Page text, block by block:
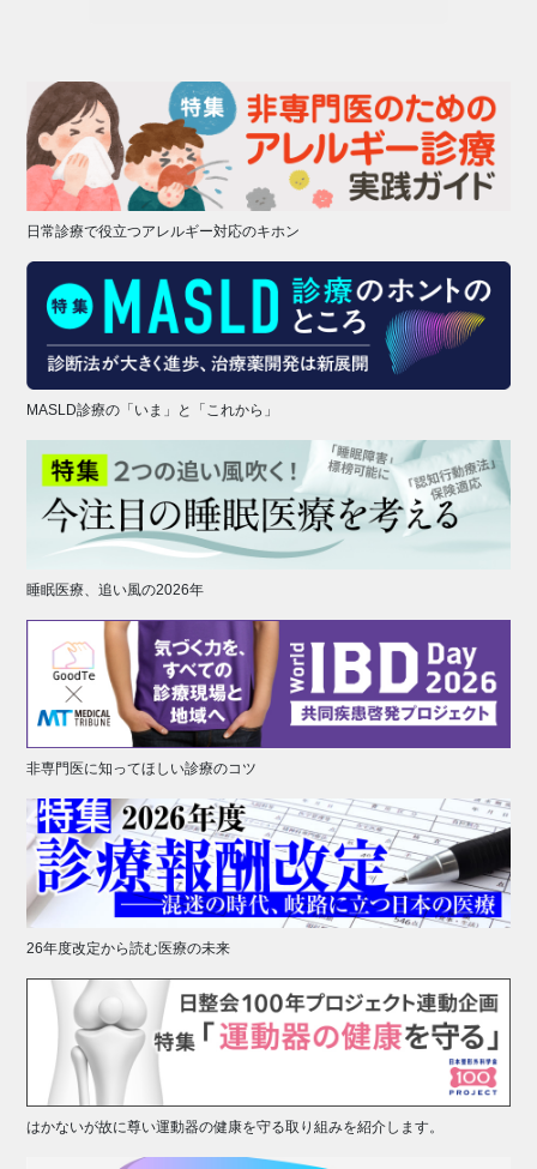
日常診療で役立つアレルギー対応のキホン
MASLD診療の「いま」と「これから」
睡眠医療、追い風の2026年
非専門医に知ってほしい診療のコツ
26年度改定から読む医療の未来
はかないが故に尊い運動器の健康を守る取り組みを紹介します。